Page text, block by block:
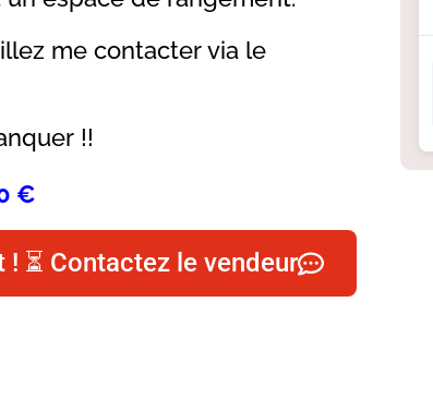
me contacter via le
!!
€
⏳ Contactez le vendeur